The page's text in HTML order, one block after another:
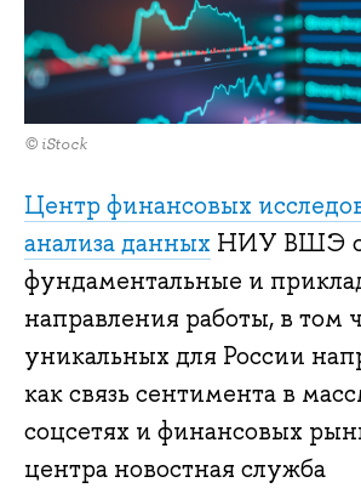
© iStock
Центр финансовых
анализа данных НИУ ВШЭ
фундаментальные и
направления работы, в том
уникальных для России
как связь сентимента в
соцсетях и финансовых
центра новостная служба